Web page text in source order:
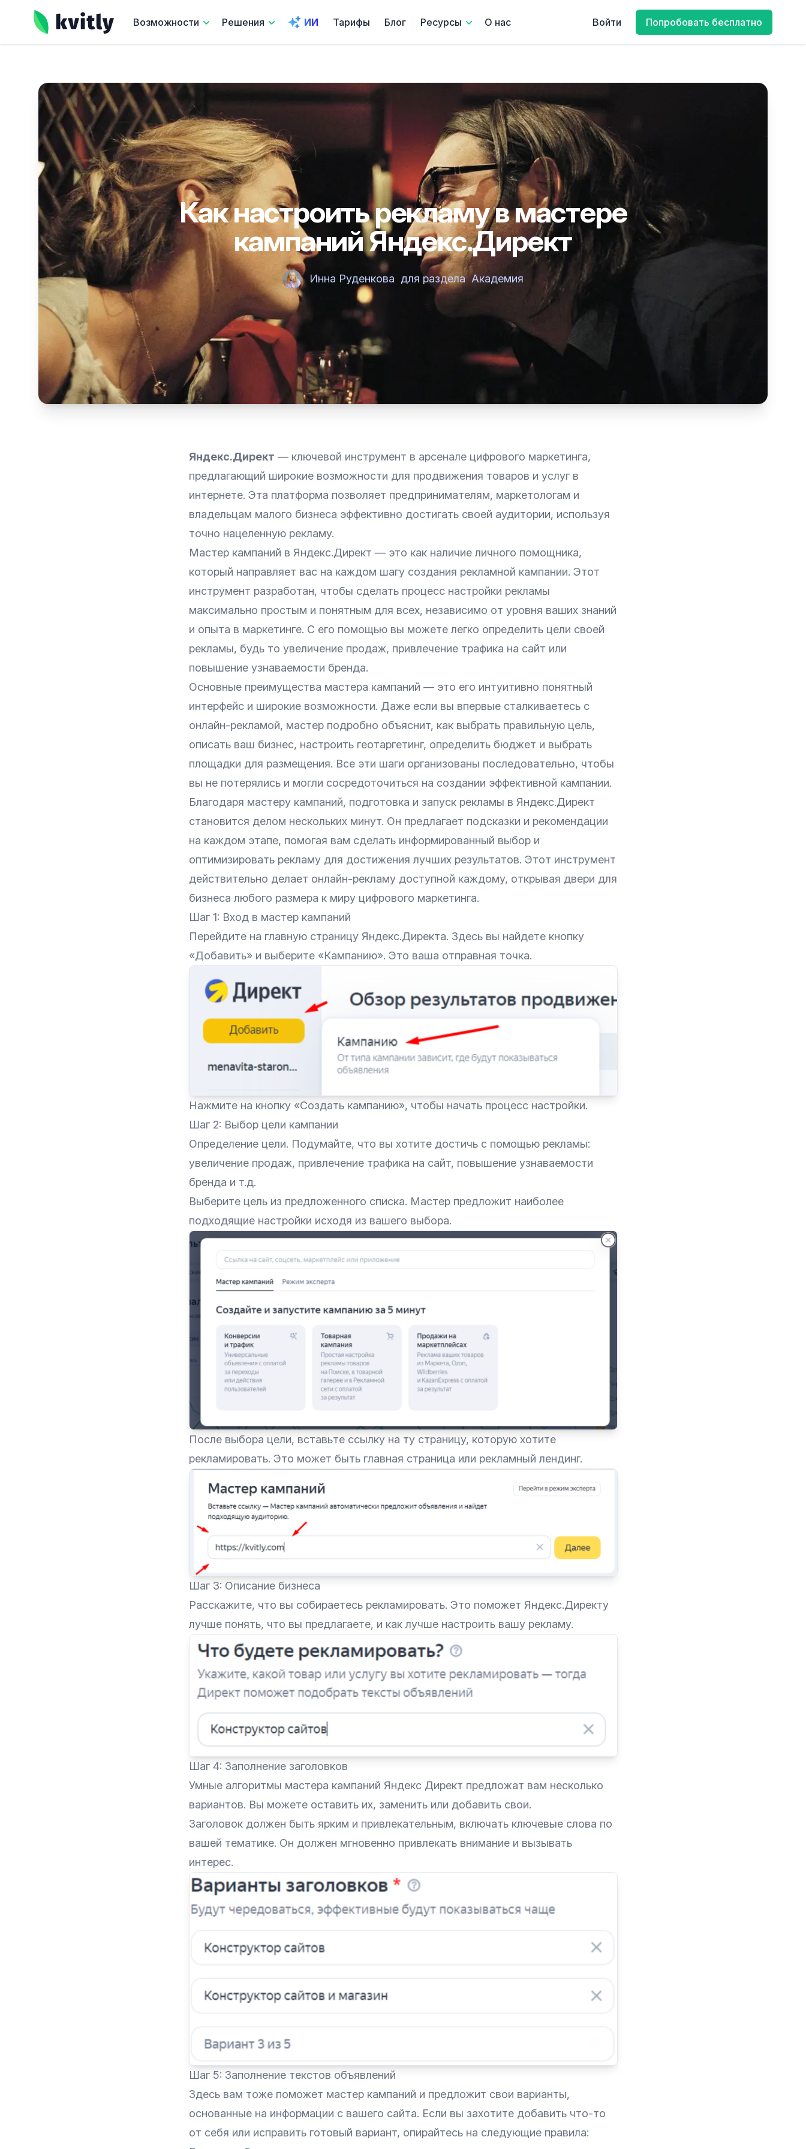
kvitly Возможности Решения ИИ Тарифы Блог Ресурсы О нас Войти Попробовать бесплатно
Как настроить рекламу в мастере
кампаний Яндекс.Директ
Инна Руденкова для раздела Академия
Яндекс.Директ — ключевой инструмент в арсенале цифрового маркетинга,
предлагающий широкие возможности для продвижения товаров и услуг в
интернете. Эта платформа позволяет предпринимателям, маркетологам и
владельцам малого бизнеса эффективно достигать своей аудитории, используя
точно нацеленную рекламу.
Мастер кампаний в Яндекс.Директ — это как наличие личного помощника,
который направляет вас на каждом шагу создания рекламной кампании. Этот
инструмент разработан, чтобы сделать процесс настройки рекламы
максимально простым и понятным для всех, независимо от уровня ваших знаний
и опыта в маркетинге. С его помощью вы можете легко определить цели своей
рекламы, будь то увеличение продаж, привлечение трафика на сайт или
повышение узнаваемости бренда.
Основные преимущества мастера кампаний — это его интуитивно понятный
интерфейс и широкие возможности. Даже если вы впервые сталкиваетесь с
онлайн-рекламой, мастер подробно объяснит, как выбрать правильную цель,
описать ваш бизнес, настроить геотаргетинг, определить бюджет и выбрать
площадки для размещения. Все эти шаги организованы последовательно, чтобы
вы не потерялись и могли сосредоточиться на создании эффективной кампании.
Благодаря мастеру кампаний, подготовка и запуск рекламы в Яндекс.Директ
становится делом нескольких минут. Он предлагает подсказки и рекомендации
на каждом этапе, помогая вам сделать информированный выбор и
оптимизировать рекламу для достижения лучших результатов. Этот инструмент
действительно делает онлайн-рекламу доступной каждому, открывая двери для
бизнеса любого размера к миру цифрового маркетинга.
Шаг 1: Вход в мастер кампаний
Перейдите на главную страницу Яндекс.Директа. Здесь вы найдете кнопку
«Добавить‎» и выберите «‎Кампанию». Это ваша отправная точка.
Нажмите на кнопку «Создать кампанию‎», чтобы начать процесс настройки.
Шаг 2: Выбор цели кампании
Определение цели. Подумайте, что вы хотите достичь с помощью рекламы:
увеличение продаж, привлечение трафика на сайт, повышение узнаваемости
бренда и т.д.
Выберите цель из предложенного списка. Мастер предложит наиболее
подходящие настройки исходя из вашего выбора.
После выбора цели, вставьте ссылку на ту страницу, которую хотите
рекламировать. Это может быть главная страница или рекламный лендинг.
Шаг 3: Описание бизнеса
Расскажите, что вы собираетесь рекламировать. Это поможет Яндекс.Директу
лучше понять, что вы предлагаете, и как лучше настроить вашу рекламу.
Шаг 4: Заполнение заголовков
Умные алгоритмы мастера кампаний Яндекс Директ предложат вам несколько
вариантов. Вы можете оставить их, заменить или добавить свои.
Заголовок должен быть ярким и привлекательным, включать ключевые слова по
вашей тематике. Он должен мгновенно привлекать внимание и вызывать
интерес.
Шаг 5: Заполнение текстов объявлений
Здесь вам тоже поможет мастер кампаний и предложит свои варианты,
основанные на информации с вашего сайта. Если вы захотите добавить что-то
от себя или исправить готовый вариант, опирайтесь на следующие правила: